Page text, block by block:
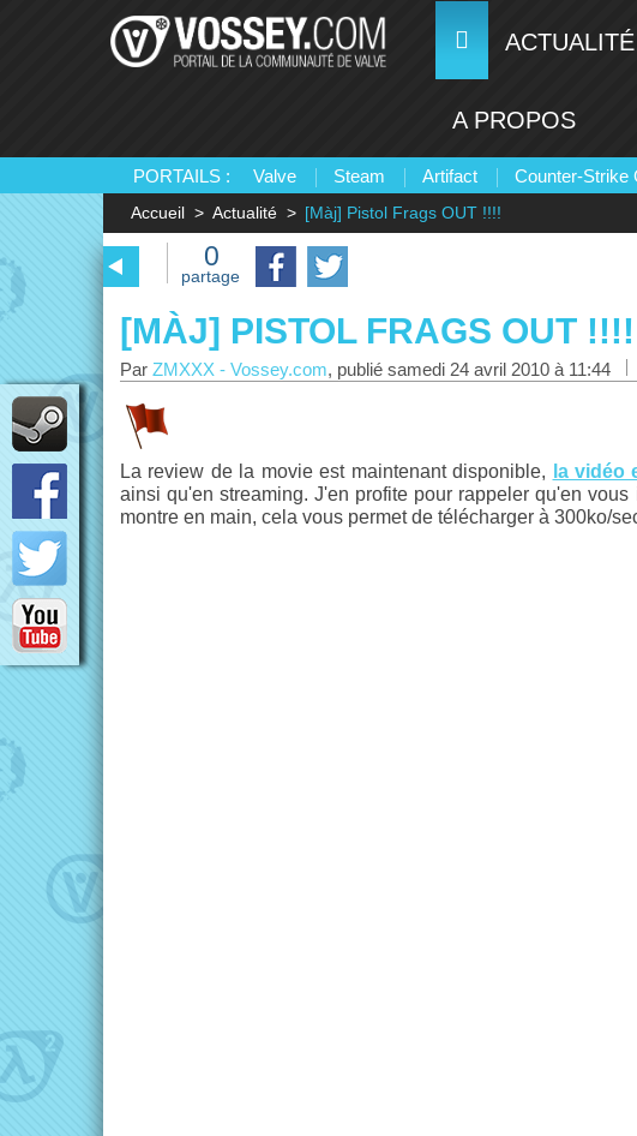
PORTAILS : Valve Steam Artifact Counter-Strike
ACTUALITÉ
A PROPOS
Accueil Actualité [Màj] Pistol Frags OUT !!!!
0
partage
[MÀJ] PISTOL FRAGS OUT !!!!
Par ZMXXX - Vossey.com, publié samedi 24 avril 2010 à 11:44
La review de la movie est maintenant disponible,
la vidéo
ainsi qu'en streaming. J'en profite pour rappeler qu'en
montre en main, cela vous permet de télécharger à 300ko/